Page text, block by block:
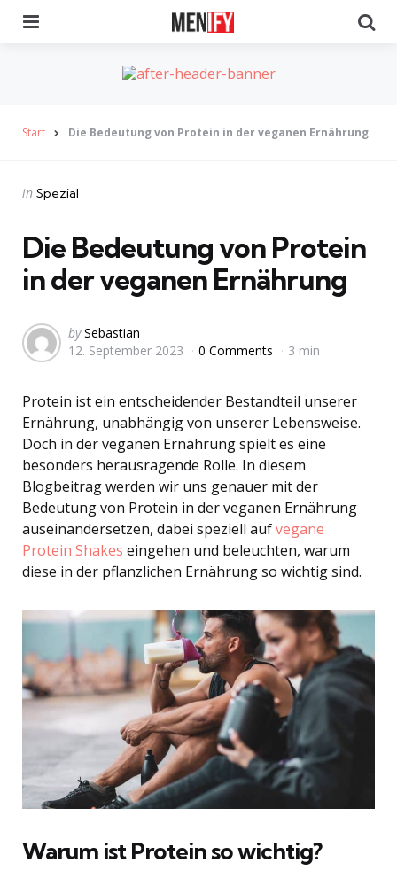
Start Die Bedeutung von Protein in der veganen Ernährung
Categories
Posted
in Spezial
Die Bedeutung von Protein
in der veganen Ernährung
Posted
by
by Sebastian
12. September 2023
0 Comments 3 min
Protein ist ein entscheidender Bestandteil unserer
Ernährung, unabhängig von unserer Lebensweise.
Doch in der veganen Ernährung spielt es eine
besonders herausragende Rolle. In diesem
Blogbeitrag werden wir uns genauer mit der
Bedeutung von Protein in der veganen Ernährung
auseinandersetzen, dabei speziell aufvegane
Protein Shakes eingehen und beleuchten, warum
diese in der pflanzlichen Ernährung so wichtig sind.
Warum ist Protein so wichtig?